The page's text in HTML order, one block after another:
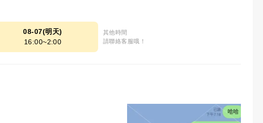
08-07(明天)
16:00~2:00
其他時間
請聯絡客服哦！